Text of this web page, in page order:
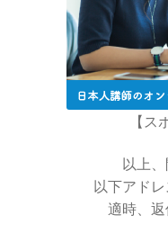
お問い合
【書評・ト
【ス
以上
以下アドレ
適時、返